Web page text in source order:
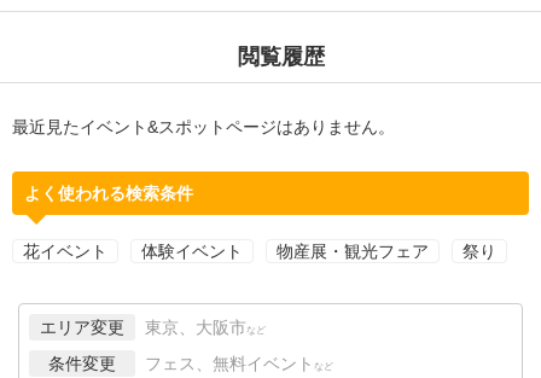
閲覧履歴
最近見たイベント&スポットページはありません。
よく使われる検索条件
花イベント 体験イベント 物産展・観光フェア 祭り
エリア変更 東京、大阪市 など
条件変更 フェス、無料イベント など